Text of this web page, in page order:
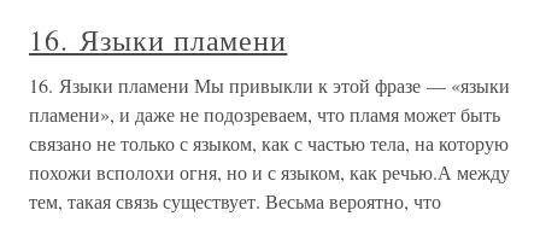
16. Языки пламени
16. Языки пламени Мы привыкли к этой фразе — «языки
пламени», и даже не подозреваем, что пламя может быть
связано не только с языком, как с частью тела, на которую
похожи всполохи огня, но и с языком, как речью.А между
тем, такая связь существует. Весьма вероятно, что